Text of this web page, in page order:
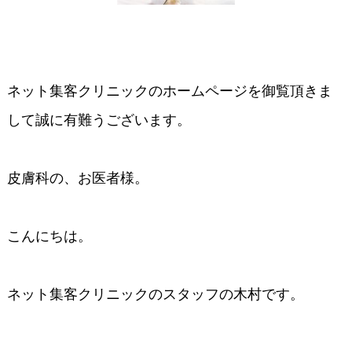
ネット集客クリニックのホームページを御覧頂きま
して誠に有難うございます。
皮膚科の、お医者様。
こんにちは。
ネット集客クリニックのスタッフの木村です。